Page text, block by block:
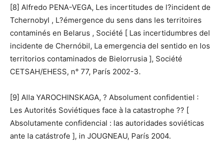
[8] Alfredo PENA-VEGA, Les incertitudes de l?incident de
Tchernobyl , L?émergence du sens dans les territoires
contaminés en Belarus , Société [ Las incertidumbres del
incidente de Chernóbil, La emergencia del sentido en los
territorios contaminados de Bielorrusia ], Société
CETSAH/EHESS, n° 77, París 2002-3.
[9] Alla YAROCHINSKAGA, ? Absolument confidentiel :
Les Autorités Soviétiques face à la catastrophe ?? [
Absolutamente confidencial : las autoridades soviéticas
ante la catástrofe ], in JOUGNEAU, París 2004.